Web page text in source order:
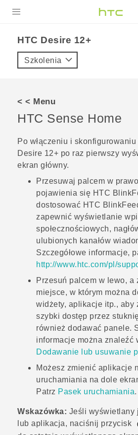
VIVE
POMOC TECHNICZNA
Urządzenia i akcesoria HTC
Zaloguj się
HTC Desire 12+‎
Szkolenia
< < Menu
HTC Sense Home
Po włączeniu i skonfigurowaniu
Desire 12+ po raz pierwszy
ekran główny.
Przesuwaj palcem w
pojawienia się HTC
dostosować HTC
zapewnić wyświetlanie
społecznościowych,
ulubionych kanałów
Szczegółowe informacje,
http://www.htc.com/pl/
Przesuń palcem w lewo, a
miejsce, w którym można
widżety, aplikacje itp., aby
szybki dostęp przez
również dodawać panele.
informacje można znaleźć
Dodawanie lub usuwanie
Możesz zmienić aplikacje
uruchamiania na dole
Patrz Pasek uruchamiania.
Wskazówka: Jeśli wyświetlany
lub aplikacja, naciśnij przycisk